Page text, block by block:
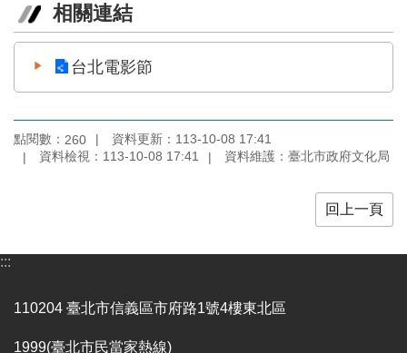
相關連結
台北電影節
點閱數： 260
資料更新：113-10-08 17:41
資料檢視：113-10-08 17:41
資料維護：臺北市政府文化局
回上一頁
:::
110204 臺北市信義區市府路1號4樓東北區
1999(臺北市民當家熱線)